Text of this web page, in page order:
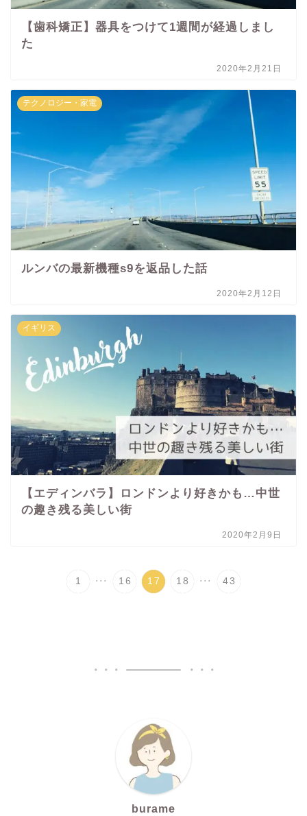
【歯科矯正】器具をつけて1週間が経過しまし
た
2020年2月21日
テクノロジー・家電
ルンバの最新機種s9を返品した話
2020年2月12日
イギリス
【エディンバラ】ロンドンより好きかも…中世
の趣き残る美しい街
2020年2月9日
1 ... 16 17 18 ... 43
burame